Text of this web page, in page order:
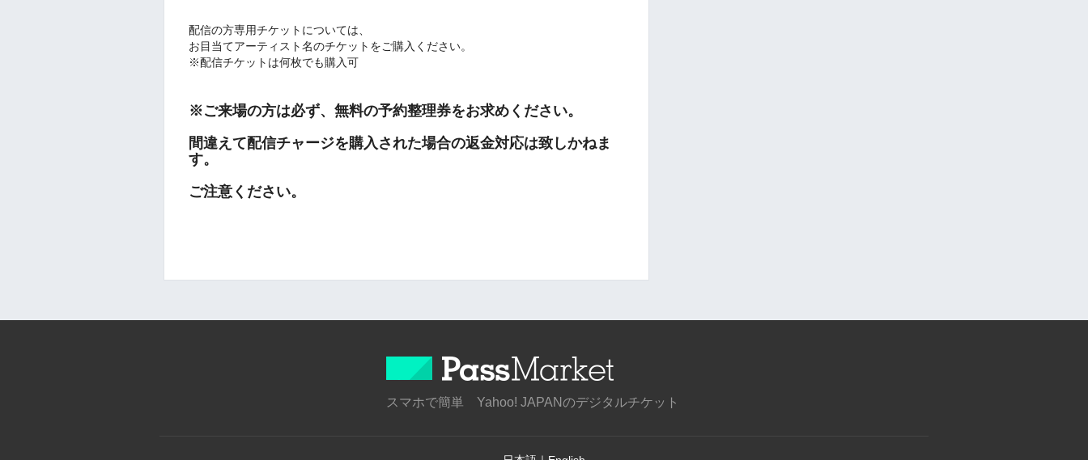
配信の方専用チケットについては、
お目当てアーティスト名のチケットをご購入ください。
※配信チケットは何枚でも購入可
※ご来場の方は必ず、無料の予約整理券をお求めください。
間違えて配信チャージを購入された場合の返金対応は致しかねま
す。
ご注意ください。
スマホで簡単 Yahoo! JAPANのデジタルチケット